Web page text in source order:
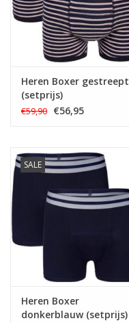
Heren Boxer gestreept
(setprijs)
€59,90 €56,95
SALE
Heren Boxer
donkerblauw (setprijs)